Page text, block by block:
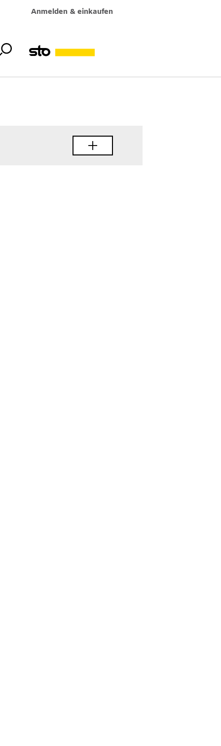
Anmelden & einkaufen